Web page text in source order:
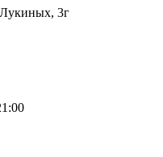
Лукиных, 3г